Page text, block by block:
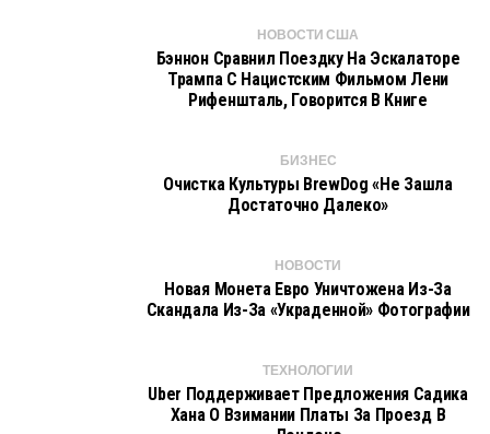
НОВОСТИ США
Бэннон Сравнил Поездку На Эскалаторе
Трампа С Нацистским Фильмом Лени
Рифеншталь, Говорится В Книге
БИЗНЕС
Очистка Культуры BrewDog «не Зашла
Достаточно Далеко»
НОВОСТИ
Новая Монета Евро Уничтожена Из-За
Скандала Из-За «украденной» Фотографии
ТЕХНОЛОГИИ
Uber Поддерживает Предложения Садика
Хана О Взимании Платы За Проезд В